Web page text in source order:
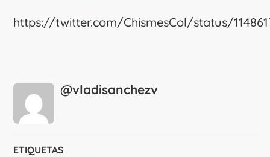
https://twitter.com/ChismesCol/status/
@vladisanchezv
ETIQUETAS